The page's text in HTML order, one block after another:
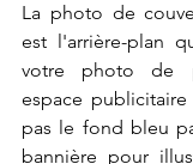
La photo de
est l'arrière-plan
votre photo de
espace
pas le fond bleu
bannière pour